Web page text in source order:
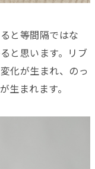
と等間隔ではな
と思います。リブ
化が生まれ、のっ
生まれます。